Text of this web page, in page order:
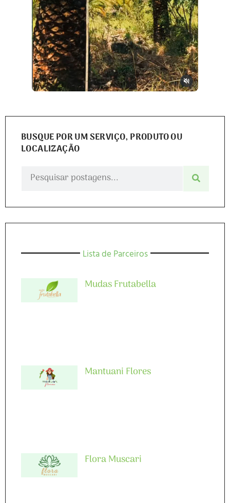
BUSQUE POR UM SERVIÇO, PRODUTO OU
LOCALIZAÇÃO
Lista de Parceiros
Mudas Frutabella
Mantuani Flores
Flora Muscari